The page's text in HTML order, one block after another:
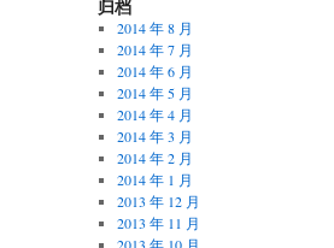
归档
2014 年 8 月
2014 年 7 月
2014 年 6 月
2014 年 5 月
2014 年 4 月
2014 年 3 月
2014 年 2 月
2014 年 1 月
2013 年 12 月
2013 年 11 月